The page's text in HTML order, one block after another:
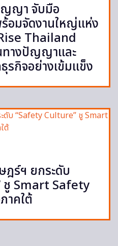
ญา จับมือ
อมจัดงานใหญ่แห่ง
Thailand
างปัญญาและ
รกิจอย่างเข้มแข็ง
ร์ฯ ยกระดับ
ชู Smart Safety
าคใต้